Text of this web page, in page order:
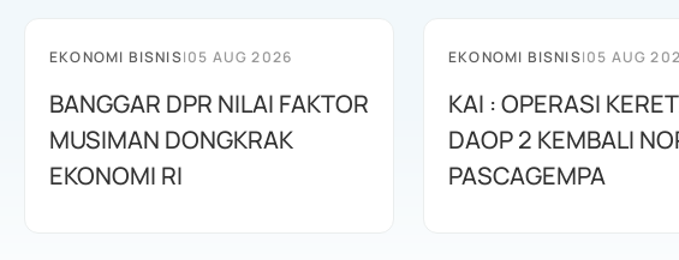
EKONOMI BISNIS|05 AUG 2026
BANGGAR DPR NILAI FAKTOR
MUSIMAN DONGKRAK
EKONOMI RI
EKONOMI BISNIS|05 AUG
KAI : OPERASI
DAOP 2 KEMBALI
PASCAGEMPA